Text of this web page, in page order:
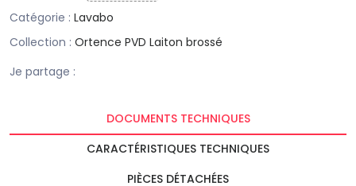
Catégorie : Lavabo
Collection : Ortence PVD Laiton brossé
Je partage :
DOCUMENTS TECHNIQUES
CARACTÉRISTIQUES TECHNIQUES
PIÈCES DÉTACHÉES